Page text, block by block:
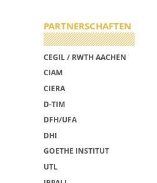
PARTNERSCHAFTEN
CEGIL / RWTH AACHEN
CIAM
CIERA
D-TIM
DFH/UFA
DHI
GOETHE INSTITUT
UTL